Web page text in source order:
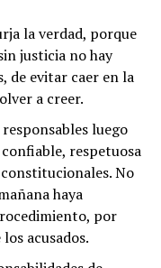
la verdad, porque
justicia no hay
de evitar caer en la
a creer.
luego
respetuosa
No
haya
por
acusados.